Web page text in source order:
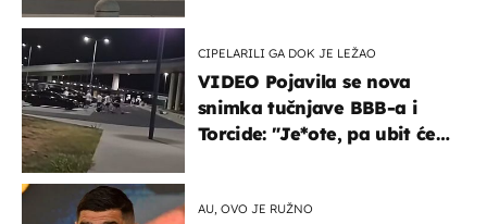
CIPELARILI GA DOK JE LEŽAO
VIDEO Pojavila se nova
snimka tučnjave BBB-a i
Torcide: "Je*ote, pa ubit će
AU, OVO JE RUŽNO